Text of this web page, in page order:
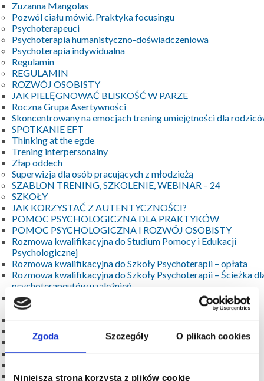
Zgoda Szczegóły O plikach cookies
Niniejsza strona korzysta z plików cookie
Zuzanna Mangolas
Pozwól ciału mówić. Praktyka focusingu
Psychoterapeuci
Psychoterapia humanistyczno-doświadczeniowa
Psychoterapia indywidualna
Regulamin
REGULAMIN
ROZWÓJ OSOBISTY
JAK PIELĘGNOWAĆ BLISKOŚĆ W PARZE
Roczna Grupa Asertywności
Skoncentrowany na emocjach trening umiejętności dla
SPOTKANIE EFT
Thinking at the egde
Trening interpersonalny
Złap oddech
Superwizja dla osób pracujących z młodzieżą
SZABLON TRENING, SZKOLENIE, WEBINAR – 24
SZKOŁY
JAK KORZYSTAĆ Z AUTENTYCZNOŚCI?
POMOC PSYCHOLOGICZNA DLA PRAKTYKÓW
POMOC PSYCHOLOGICZNA I ROZWÓJ OSOBISTY
Rozmowa kwalifikacyjna do Studium Pomocy i Edukacji
Psychologicznej
Rozmowa kwalifikacyjna do Szkoły Psychoterapii – opłata
Rozmowa kwalifikacyjna do Szkoły Psychoterapii – Ścieżka
psychoterapeutów uzależnień
Rozmowa kwalifikacyjna do Szkoły Treningu i Warsztatu
Psychologicznego
Studium Pomocy i Edukacji Psychologicznej
Studium Treningu Interpersonalnego
Superwizja
Grupa Superwizyjno-Rozwojowa
Szkoła Psychoterapii